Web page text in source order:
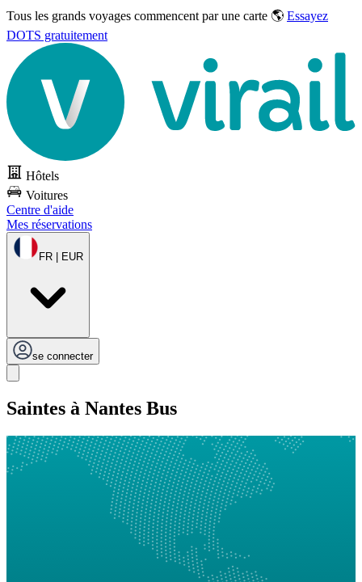
Tous les grands voyages commencent par une carte 🌎 Essayez
DOTS gratuitement
Hôtels
Voitures
Centre d'aide
Mes réservations
FR | EUR
se connecter
Saintes à Nantes Bus